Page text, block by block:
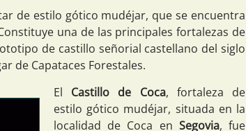
de estilo gótico mudéjar, que se encuentra
una de las principales fortalezas de
de castillo señorial castellano del siglo
de Capataces Forestales.
El Castillo de Coca, fortaleza de
estilo gótico mudéjar, situada en la
localidad de Coca en Segovia, fue